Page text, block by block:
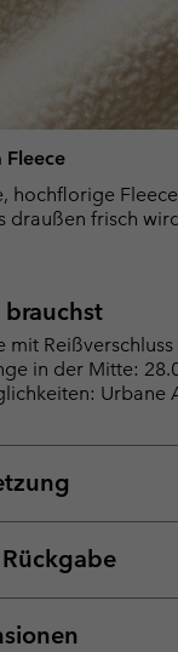
Fleece
hochflorige
draußen frisch
brauchst
mit Reißverschluss
in der Mitte:
Urbane